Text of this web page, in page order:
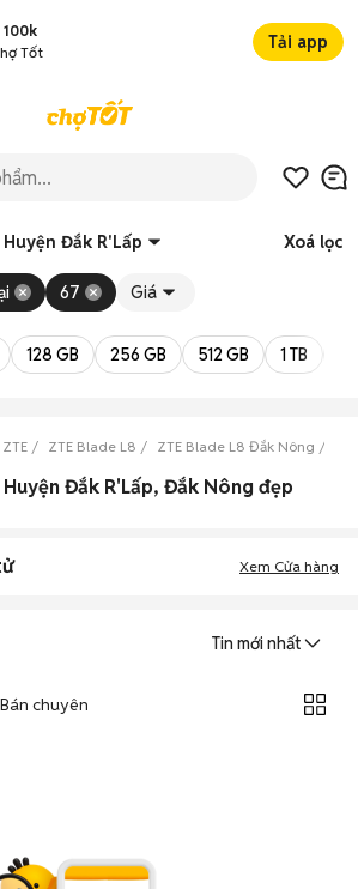
100k
Tốt
Tải app
Đắk R'Lấp Xoá lọc
67 Giá
128 GB 256 GB 512 GB 1 TB
ZTE ZTE Blade L8 ZTE Blade L8 Đắk Nông
Đắk R'Lấp, Đắk Nông đẹp
Xem Cửa hàng
Tin mới nhất
Bán chuyên